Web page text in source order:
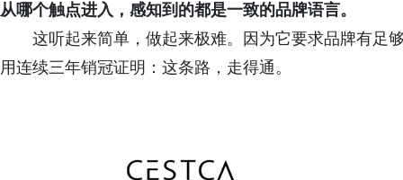
从哪个触点进入，感知到的都是一致的品牌语言。
这听起来简单，做起来极难。因为它要求品牌有足
用连续三年销冠证明：这条路，走得通。